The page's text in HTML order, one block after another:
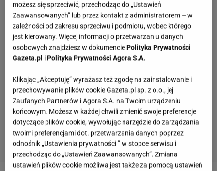
możesz się sprzeciwić, przechodząc do „Ustawień
Zaawansowanych” lub przez kontakt z administratorem – w
zależności od zakresu sprzeciwu i podmiotu, wobec którego
jest kierowany. Więcej informacji o przetwarzaniu danych
osobowych znajdziesz w dokumenciePolityka Prywatności
Gazeta.pl iPolityka Prywatności Agora S.A.
Klikając „Akceptuję” wyrażasz też zgodę na zainstalowanie i
przechowywanie plików cookie Gazeta.pl sp. z o.o., jej
Zaufanych Partnerów i Agora S.A. na Twoim urządzeniu
końcowym. Możesz w każdej chwili zmienić swoje preferencje
dotyczące plików cookie, wywołując narzędzie do zarządzania
twoimi preferencjami dot. przetwarzania danych poprzez
odnośnik „Ustawienia prywatności ” w stopce serwisu i
przechodząc do „Ustawień Zaawansowanych”. Zmiana
ustawień plików cookie możliwa jest także za pomocą ustawień